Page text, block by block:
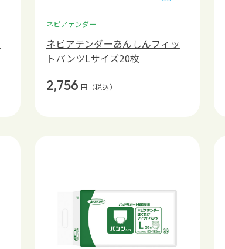
ネピアテンダー
ネピアテンダーあんしんフィッ
トパンツLサイズ20枚
2,756 円 （税込）